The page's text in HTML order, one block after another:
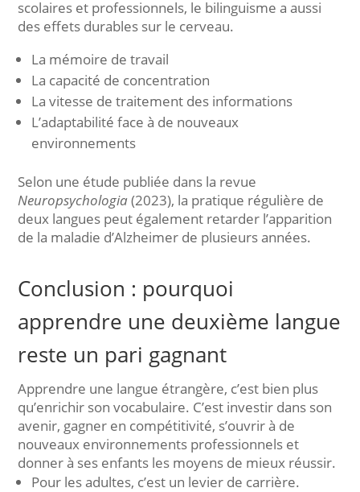
scolaires et professionnels, le bilinguisme a aussi
des effets durables sur le cerveau.
La mémoire de travail
La capacité de concentration
La vitesse de traitement des informations
L’adaptabilité face à de nouveaux
environnements
Selon une étude publiée dans la revue
Neuropsychologia(2023), la pratique régulière de
deux langues peut également retarder l’apparition
de la maladie d’Alzheimer de plusieurs années.
Conclusion : pourquoi
apprendre une deuxième langue
reste un pari gagnant
Apprendre une langue étrangère, c’est bien plus
qu’enrichir son vocabulaire. C’est investir dans son
avenir, gagner en compétitivité, s’ouvrir à de
nouveaux environnements professionnels et
donner à ses enfants les moyens de mieux réussir.
Pour les adultes, c’est un levier de carrière.